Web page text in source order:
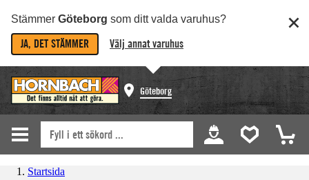
Stämmer Göteborg som ditt valda varuhus?
JA, DET STÄMMER Välj annat varuhus
Göteborg
Startsida